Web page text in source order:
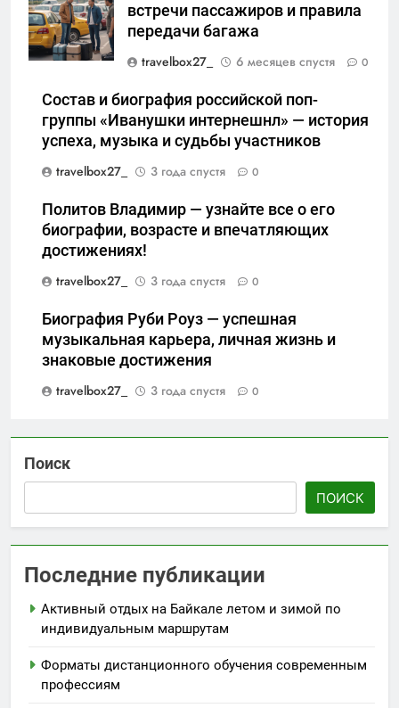
встречи пассажиров и правила
передачи багажа
travelbox27_
6 месяцев спустя 0
Состав и биография российской поп-
группы «Иванушки интернешнл» — история
успеха, музыка и судьбы участников
travelbox27_
3 года спустя 0
Политов Владимир — узнайте все о его
биографии, возрасте и впечатляющих
достижениях!
travelbox27_
3 года спустя 0
Биография Руби Роуз — успешная
музыкальная карьера, личная жизнь и
знаковые достижения
travelbox27_
3 года спустя 0
Поиск
ПОИСК
Последние публикации
Активный отдых на Байкале летом и зимой по
индивидуальным маршрутам
Форматы дистанционного обучения современным
профессиям